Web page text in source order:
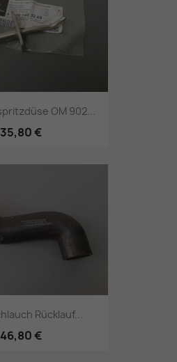
OM 902...
35,80 €
Rücklauf...
46,80 €